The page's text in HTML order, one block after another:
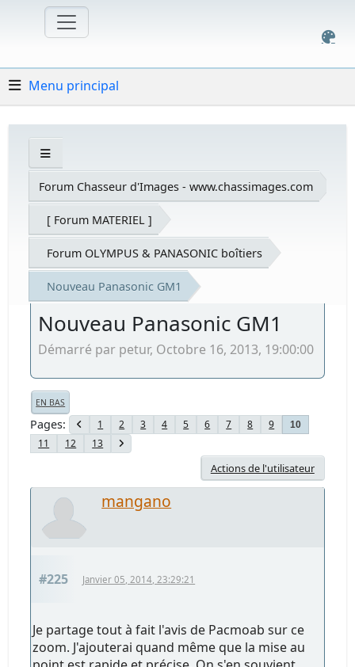
Menu principal
Forum Chasseur d'Images - www.chassimages.com
[ Forum MATERIEL ]
Forum OLYMPUS & PANASONIC boîtiers
Nouveau Panasonic GM1
Nouveau Panasonic GM1
Démarré par petur, Octobre 16, 2013, 19:00:00
EN BAS
Pages 1 2 3 4 5 6 7 8 9 10
11 12 13
Actions de l'utilisateur
mangano
#225 Janvier 05, 2014, 23:29:21
Je partage tout à fait l'avis de Pacmoab sur ce
zoom. J'ajouterai quand même que la mise au